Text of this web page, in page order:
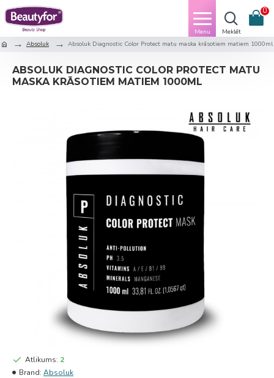
0
Absoluk Absoluk Diagnostic Color Protect matu maska krāsotiem matiem 1000ml
ABSOLUK DIAGNOSTIC COLOR PROTECT MATU
MASKA KRĀSOTIEM MATIEM 1000ML
Atlikums: 2
Brand: Absoluk